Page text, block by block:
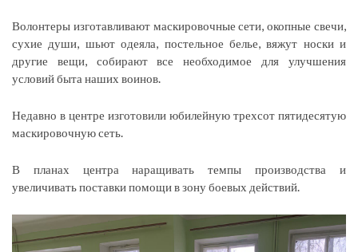
Волонтеры изготавливают маскировочные сети, окопные свечи,
сухие души, шьют одеяла, постельное белье, вяжут носки и
другие вещи, собирают все необходимое для улучшения
условий быта наших воинов.
Недавно в центре изготовили юбилейную трехсот пятидесятую
маскировочную сеть.
В планах центра наращивать темпы производства и
увеличивать поставки помощи в зону боевых действий.